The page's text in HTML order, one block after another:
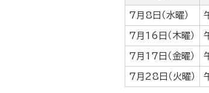
7月8日（水曜）
7月16日（木曜）
7月17日（金曜）
7月28日（火曜）